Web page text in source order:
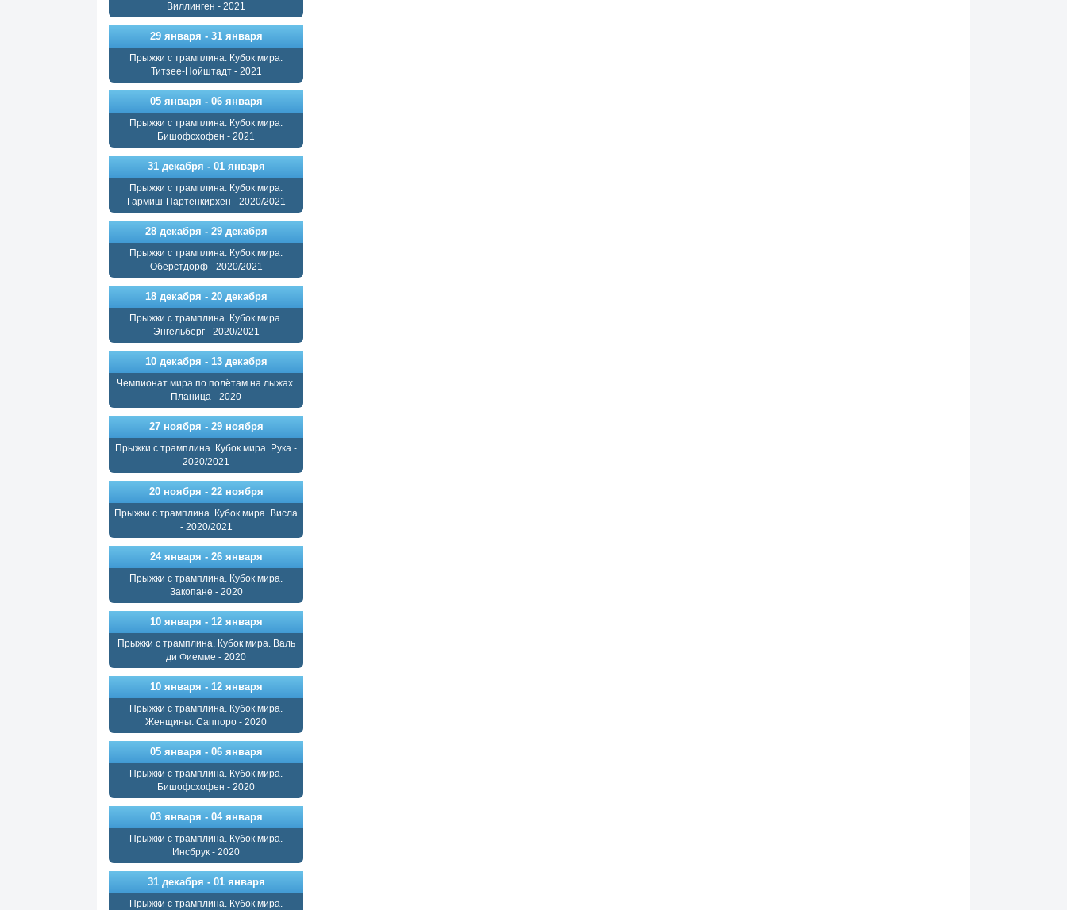
Виллинген - 2021
29 января - 31 января
Прыжки с трамплина. Кубок мира.
Титзее-Нойштадт - 2021
05 января - 06 января
Прыжки с трамплина. Кубок мира.
Бишофсхофен - 2021
31 декабря - 01 января
Прыжки с трамплина. Кубок мира.
Гармиш-Партенкирхен - 2020/2021
28 декабря - 29 декабря
Прыжки с трамплина. Кубок мира.
Оберстдорф - 2020/2021
18 декабря - 20 декабря
Прыжки с трамплина. Кубок мира.
Энгельберг - 2020/2021
10 декабря - 13 декабря
Чемпионат мира по полётам на лыжах.
Планица - 2020
27 ноября - 29 ноября
Прыжки с трамплина. Кубок мира. Рука -
2020/2021
20 ноября - 22 ноября
Прыжки с трамплина. Кубок мира. Висла
- 2020/2021
24 января - 26 января
Прыжки с трамплина. Кубок мира.
Закопане - 2020
10 января - 12 января
Прыжки с трамплина. Кубок мира. Валь
ди Фиемме - 2020
10 января - 12 января
Прыжки с трамплина. Кубок мира.
Женщины. Саппоро - 2020
05 января - 06 января
Прыжки с трамплина. Кубок мира.
Бишофсхофен - 2020
03 января - 04 января
Прыжки с трамплина. Кубок мира.
Инсбрук - 2020
31 декабря - 01 января
Прыжки с трамплина. Кубок мира.